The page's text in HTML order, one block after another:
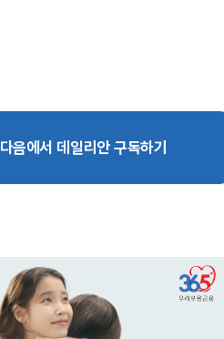
다음에서 데일리안 구독하기